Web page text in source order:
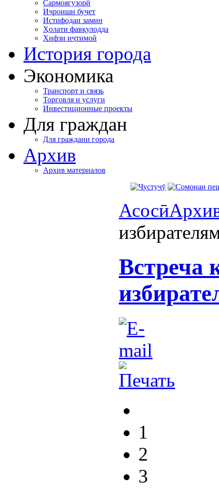
Сармоягузорӣ
Иҷроиши буҷет
Истифодаи замин
Ҳолати фавқулодда
Хифзи иҷтимоӣ
История города
Экономика
Транспорт и связь
Торговля и услуги
Инвестиционные проекты
Для граждан
Для граждани города
Архив
Архив материалов
Асосӣ
Встреча
1
2
3